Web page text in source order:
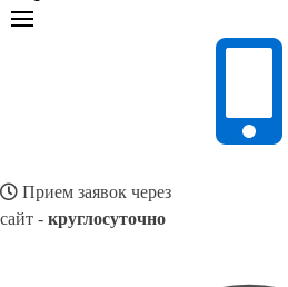
Прием заявок через
сайт - круглосуточно